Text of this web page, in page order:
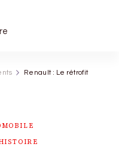
Renault : Le rétrofit